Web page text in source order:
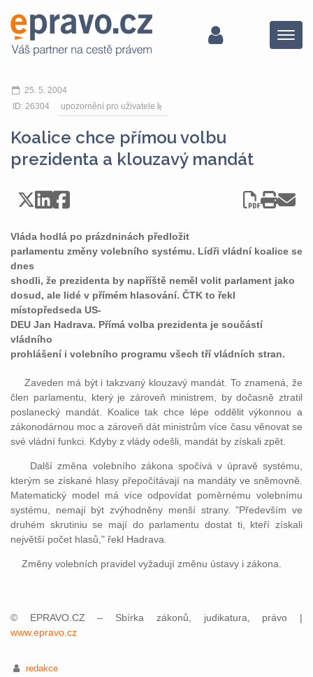
Menu
25. 5. 2004
ID: 26304
upozornění pro uživatele
Koalice chce přímou volbu
prezidenta a klouzavý mandát
Vláda hodlá po prázdninách předložit
parlamentu změny volebního systému. Lídři vládní koalice se
dnes
shodli, že prezidenta by napříště neměl volit parlament jako
dosud, ale lidé v přímém hlasování. ČTK to řekl
místopředseda US-
DEU Jan Hadrava. Přímá volba prezidenta je součástí
vládního
prohlášení i volebního programu všech tří vládních stran.
Zaveden má být i takzvaný klouzavý mandát. To znamená, že
člen parlamentu, který je zároveň ministrem, by dočasně ztratil
poslanecký mandát. Koalice tak chce lépe oddělit výkonnou a
zákonodárnou moc a zároveň dát ministrům více času věnovat se
své vládní funkci. Kdyby z vlády odešli, mandát by získali zpět.
Další změna volebního zákona spočívá v úpravě systému,
kterým se získané hlasy přepočítávají na mandáty ve sněmovně.
Matematický model má více odpovídat poměrnému volebnímu
systému, nemají být zvýhodněny menší strany. "Především ve
druhém skrutiniu se mají do parlamentu dostat ti, kteří získali
největší počet hlasů," řekl Hadrava.
Změny volebních pravidel vyžadují změnu ústavy i zákona.
© EPRAVO.CZ – Sbírka zákonů, judikatura, právo |
www.epravo.cz
redakce